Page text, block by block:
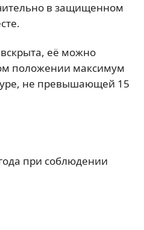
в защищенном
вскрыта, её можно
положении максимум
не превышающей 15
при соблюдении